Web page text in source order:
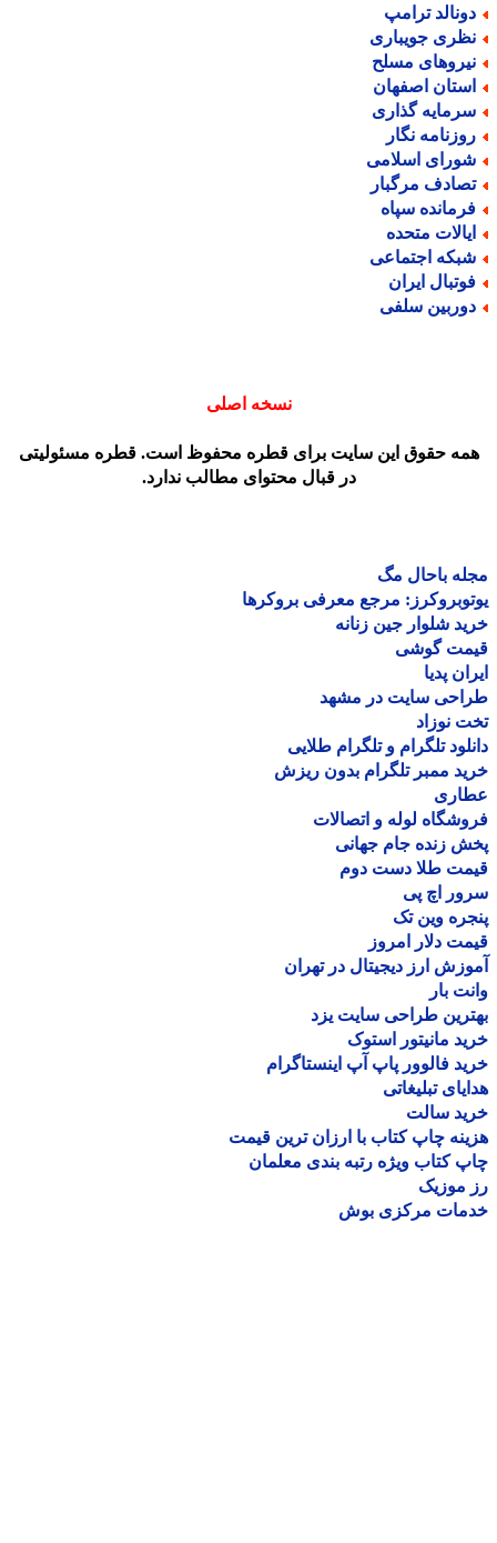
ترامپ
جویباری
مسلح
اصفهان
گذاری
نگار
اسلامی
مرگبار
سپاه
متحده
اجتماعی
ایران
سلفی
نسخه اصلی
حقوق این سایت برای قطره محفوظ است. قطره مسئولیتی
در قبال محتوای مطالب ندارد.
باحال مگ
مرجع معرفی بروکرها
شلوار جین زنانه
گوشی
پدیا
سایت در مشهد
نوزاد
تلگرام و تلگرام طلایی
ممبر تلگرام بدون ریزش
لوله و اتصالات
زنده جام جهانی
طلا دست دوم
اچ پی
وین تک
دلار امروز
ارز دیجیتال در تهران
بار
طراحی سایت یزد
مانیتور استوک
فالوور پاپ آپ اینستاگرام
تبلیغاتی
سالت
چاپ کتاب با ارزان ترین قیمت
کتاب ویژه رتبه بندی معلمان
موزیک
مرکزی بوش